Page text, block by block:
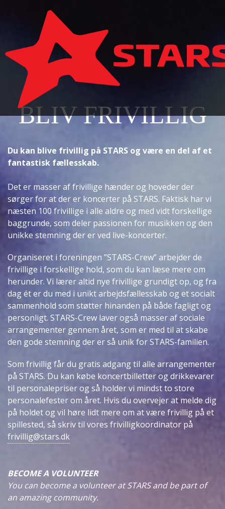
BLIV FRIVILLIG
Du kan blive frivillig på STARS og være en del af et
fantastisk fællesskab.
Det er masser af frivillige hænder og hoveder der
sørger for at der er koncerter på STARS. Faktisk har vi
næsten 100 frivillige i alle aldre og med vidt forskellige
baggrunde, som deler passionen for musikken og den
unikke stemning der er ved live-koncerter.
Organiseret i foreningen ”STARS-Crew” arbejder de
frivillige i forskellige hold, som du kan læse mere om
herunder. Vi lærer altid nye frivillige grundigt op, og fra
dag ét er du med i unikt arbejdsfællesskab og et socialt
sammenhold som støtter hinanden på både fagligt og
personligt. STARS-Crew laver også masser af sociale
arrangementer gennem året, som er med til at skabe
den gode stemning der er så unik for STARS-familien.
Som frivillig får du gratis adgang til alle arrangementer
på STARS. Du kan købe koncertbilletter og drikkevarer
til personalepriser og så holder vi mindst to store
personalefester om året. Hvis du overvejer at melde dig
på holdet og vil høre lidt mere om at være frivillig på et
spillested, så skriv til vores frivilligkoordinator på
frivillig@stars.dk
BECOME A VOLUNTEER
You can become a volunteer at STARS and be part of
an amazing community.